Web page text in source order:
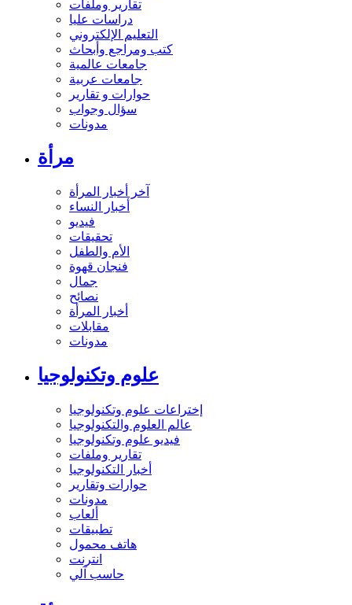
تقارير وملفات
دراسات عليا
التعليم الإلكتروني
كتب ومراجع وأبحاث
جامعات عالمية
جامعات عربية
حوارات و تقارير
سؤال وجواب
مدونات
مرأة
آخر أخبار المرأة
أخبار النساء
فيديو
تحقيقات
الأم والطفل
فنجان قهوة
جمال
نصائح
أخبار المرأة
مقابلات
مدونات
علوم وتكنولوجيا
إختراعات علوم وتكنولوجيا
عالم العلوم والتكنولوجيا
فيديو علوم وتكنولوجيا
تقارير وملفات
أخبار التكنولوجيا
حوارات وتقارير
مدونات
ألعاب
تطبيقات
هاتف محمول
انترنت
حاسب آلي